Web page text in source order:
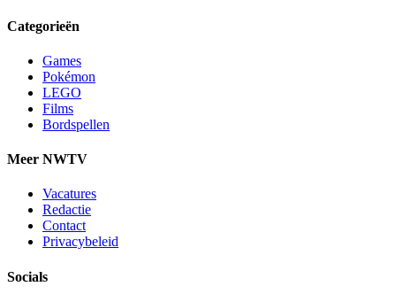
Categorieën
Games
Pokémon
LEGO
Films
Bordspellen
Meer NWTV
Vacatures
Redactie
Contact
Privacybeleid
Socials